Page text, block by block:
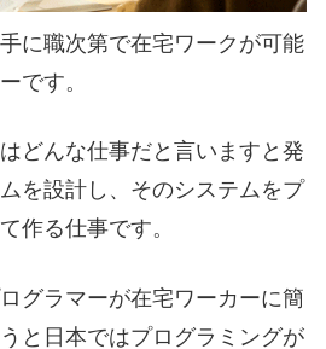
に職次第で在宅ワークが可能
です。
どんな仕事だと言いますと発
を設計し、そのシステムをプ
作る仕事です。
グラマーが在宅ワーカーに簡
と日本ではプログラミングが